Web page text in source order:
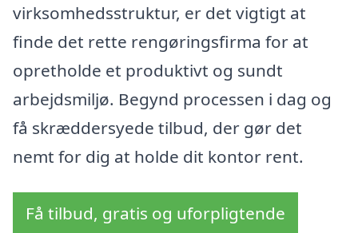
virksomhedsstruktur, er det vigtigt at
finde det rette rengøringsfirma for at
opretholde et produktivt og sundt
arbejdsmiljø. Begynd processen i dag og
få skræddersyede tilbud, der gør det
nemt for dig at holde dit kontor rent.
Få tilbud, gratis og uforpligtende